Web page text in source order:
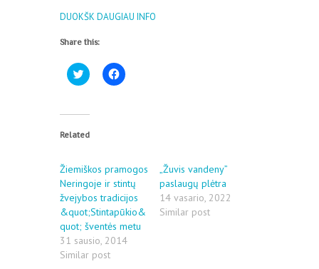
DUOKŠK DAUGIAU INFO
Share this:
C
l
t
s
r
e
o
n
T
w
i
t
t
r
C
l
r
e
o
n
F
a
e
b
Related
Žiemiškos pramogos
Neringoje ir stintų
žvejybos tradicijos
&quot;Stintapūkio&
quot; šventės metu
31 sausio, 2014
Similar post
„Žuvis vandeny”
paslaugų plėtra
14 vasario, 2022
Similar post